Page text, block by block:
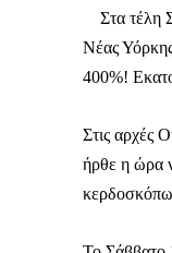
Στα τέλη
Νέας Υόρκης
400%!
Στις αρχές
ήρθε η ώρα